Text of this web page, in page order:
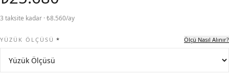
3 taksite kadar · ₺8.560/ay
YÜZÜK ÖLÇÜSÜ * Ölçü Nasıl Alınır?